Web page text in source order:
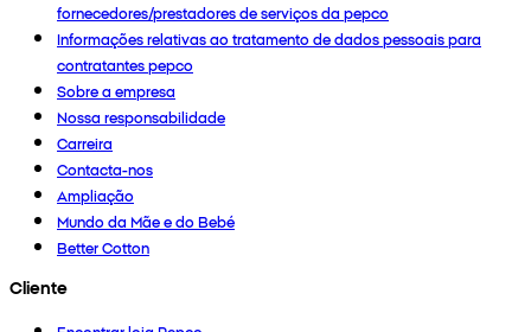
fornecedores/prestadores de serviços da pepco
Informações relativas ao tratamento de dados pessoais para
contratantes pepco
Sobre a empresa
Nossa responsabilidade
Carreira
Contacta-nos
Ampliação
Mundo da Mãe e do Bebé
Better Cotton
Cliente